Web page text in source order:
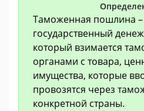
Таможенная пошлина –
государственный
который взимается
органами с товара,
имущества, которые
провозятся через
конкретной страны.